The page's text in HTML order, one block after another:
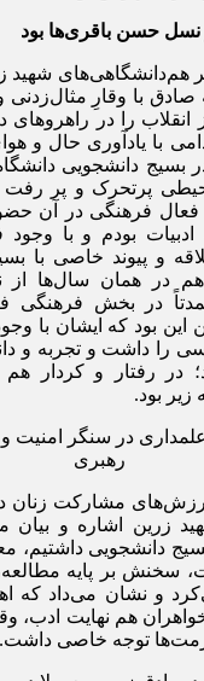
نسل حسن باقری‌ها بود
با وقارِ مثال‌زدنی
انقلاب را در راهروهای
با یادآوری حال و
در بسیج دانشجویی
پرتحرک و پر
فعال فرهنگی در آن
بودم و با
و پیوند خاصی با
در همان سال‌ها از
در بخش فرهنگی
بود که ایشان با
را داشت و تجربه و
در رفتار و کردار هم
زیر بود.
مشارکت زنان
زرین اشاره و
دانشجویی داشتیم،
بر پایه مطالعه،
و نشان می‌داد که
هم نهایت ادب،
توجه خاصی داشت.